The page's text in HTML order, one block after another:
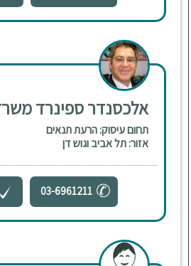
אלכסנדר ספינרד
תחום עיסוק: הרעת תנאים
אזור: תל אביב וגוש דן
03-6961211